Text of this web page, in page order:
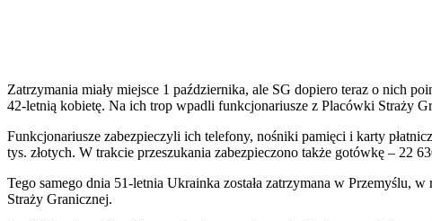
Zatrzymania miały miejsce 1 października, ale SG dopiero teraz o nich
42-letnią kobietę. Na ich trop wpadli funkcjonariusze z Placówki Straży
Funkcjonariusze zabezpieczyli ich telefony, nośniki pamięci i karty
tys. złotych. W trakcie przeszukania zabezpieczono także gotówkę – 22
Tego samego dnia 51-letnia Ukrainka została zatrzymana w Przemyślu,
Straży Granicznej.